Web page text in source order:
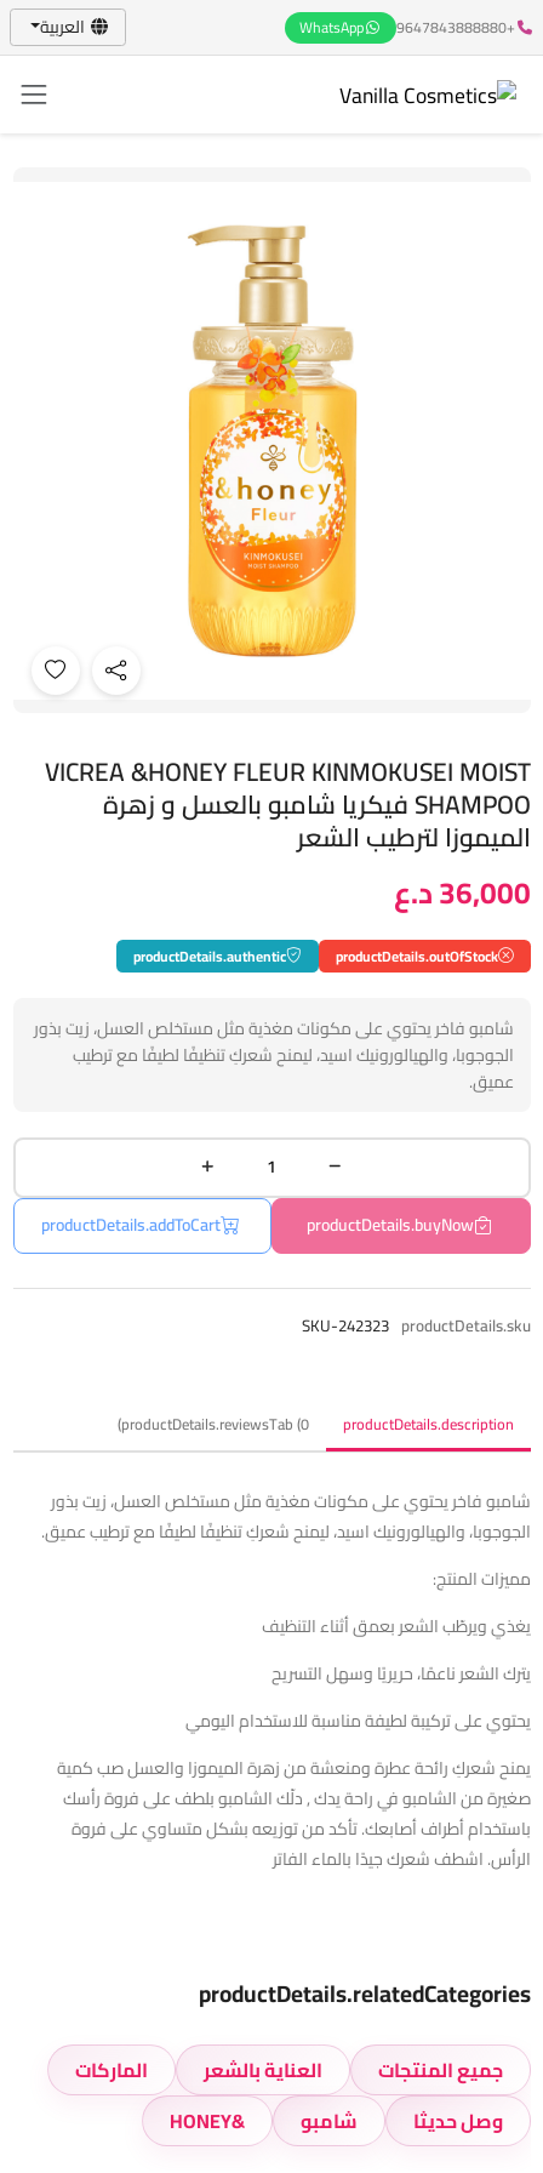
+9647843888880
WhatsApp العربية
VICREA &HONEY FLEUR KINMOKUSEI MOIST
SHAMPOO فيكريا شامبو بالعسل و زهرة
الميموزا لترطيب الشعر
36,000 د.ع
productDetails.outOfStock
productDetails.authentic
شامبو فاخر يحتوي على مكونات مغذية مثل مستخلص العسل، زيت بذور
الجوجوبا، والهيالورونيك اسيد، ليمنح شعركِ تنظيفًا لطيفًا مع ترطيب
عميق.
productDetails.buyNow
productDetails.addToCart
productDetails.sku
SKU-242323
productDetails.description
productDetails.reviewsTab (0)
شامبو فاخر يحتوي على مكونات مغذية مثل مستخلص العسل، زيت بذور
الجوجوبا، والهيالورونيك اسيد، ليمنح شعركِ تنظيفًا لطيفًا مع ترطيب عميق.
مميزات المنتج:
يغذي ويرطّب الشعر بعمق أثناء التنظيف
يترك الشعر ناعمًا، حريريًا وسهل التسريح
يحتوي على تركيبة لطيفة مناسبة للاستخدام اليومي
يمنح شعركِ رائحة عطرة ومنعشة من زهرة الميموزا والعسل صب كمية
صغيرة من الشامبو في راحة يدك , دلّك الشامبو بلطف على فروة رأسك
باستخدام أطراف أصابعك. تأكد من توزيعه بشكل متساوي على فروة
الرأس. اشطف شعرك جيدًا بالماء الفاتر
productDetails.relatedCategories
جميع المنتجات العناية بالشعر
الماركات
وصل حديثا
شامبو &HONEY